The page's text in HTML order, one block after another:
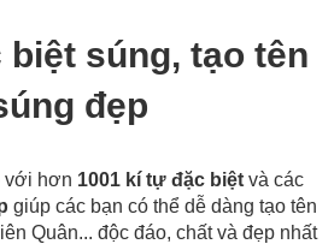
biệt súng, tạo tên
đẹp
với hơn 1001 kí tự đặc biệt và các
giúp các bạn có thể dễ dàng tạo tên
Quân... độc đáo, chất và đẹp nhất